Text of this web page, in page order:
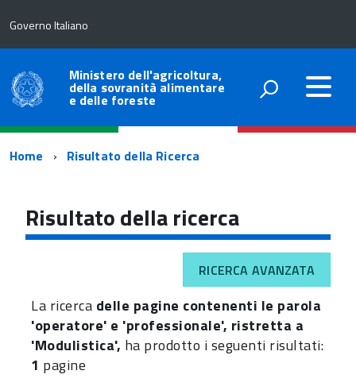
Governo Italiano
Ministero dell'agricoltura,
della sovranità alimentare
e delle foreste
Percorso
navigazione
Home Risultato della Ricerca
Risultato della ricerca
RICERCA AVANZATA
La ricerca delle pagine contenenti le parola
'operatore' e 'professionale', ristretta a
'Modulistica', ha prodotto i seguenti risultati:
1 pagine